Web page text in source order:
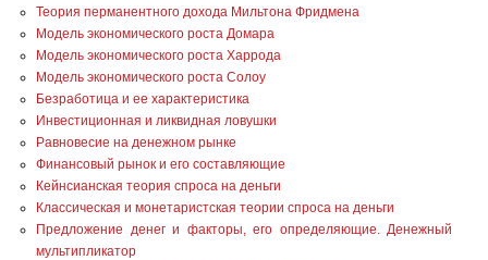
Теория перманентного дохода Мильтона Фридмена
Модель экономического роста Домара
Модель экономического роста Харрода
Модель экономического роста Солоу
Безработица и ее характеристика
Инвестиционная и ликвидная ловушки
Равновесие на денежном рынке
Финансовый рынок и его составляющие
Кейнсианская теория спроса на деньги
Классическая и монетаристская теории спроса на деньги
Предложение денег и факторы, его определяющие. Денежный
мультипликатор